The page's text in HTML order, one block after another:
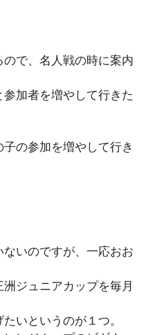
で、名人戦の時に案内
加者を増やして行きた
の参加を増やして行き
いのですが、一応おお
ジュニアカップを毎月
いというのが１つ。